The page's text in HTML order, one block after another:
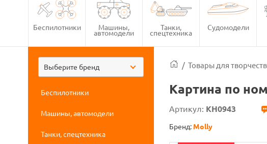
Беспилотники Машины,
автомодели
Танки,
спецтехника
Судомодели
Выберите бренд
Беспилотники
Машины, автомодели
Танки, спецтехника
/ Товары для
Картина по
Артикул: KH0943
Бренд: Molly